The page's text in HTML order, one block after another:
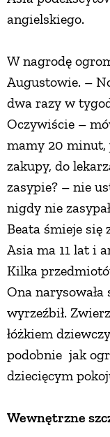
angielskiego.
W nagrodę
Augustowie. –
dwa razy w
Oczywiście –
mamy 20 minut,
zakupy, do
zasypie? – nie
nigdy nie
Beata śmieje się
Asia ma 11 lat i
Kilka
Ona
wyrzeźbił.
łóżkiem
podobnie jak
dziecięcym
Wewnętrzne